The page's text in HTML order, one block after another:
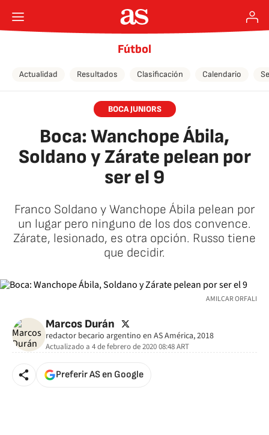
Fútbol
Actualidad Resultados Clasificación Calendario
BOCA JUNIORS
Boca: Wanchope Ábila,
Soldano y Zárate pelean por
ser el 9
Franco Soldano y Wanchope Ábila pelean por
un lugar pero ninguno de los dos convence.
Zárate, lesionado, es otra opción. Russo tiene
que decidir.
AMILCAR ORFALI
Marcos Durán twitter
redactor becario argentino en AS América, 2018
Actualizado a 4 de febrero de 2020 08:48ART
Preferir AS en Google